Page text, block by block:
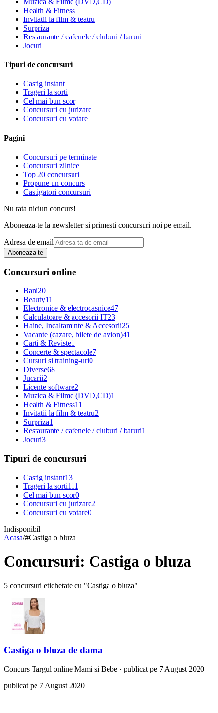
Health & Fitness
Invitatii la film & teatru
Surpriza
Restaurante / cafenele / cluburi / baruri
Jocuri
Tipuri de concursuri
Castig instant
Trageri la sorti
Cel mai bun scor
Concursuri cu jurizare
Concursuri cu votare
Pagini
Concursuri pe terminate
Concursuri zilnice
Top 20 concursuri
Propune un concurs
Castigatori concursuri
Nu rata niciun concurs!
Aboneaza-te la newsletter si primesti concursuri noi pe email.
Adresa de email
Aboneaza-te
Concursuri online
Bani20
Beauty11
Electronice & electrocasnice47
Calculatoare & accesorii IT23
Haine, Incaltaminte & Accesorii25
Vacante (cazare, bilete de avion)41
Carti & Reviste1
Concerte & spectacole7
Cursuri si training-uri0
Diverse68
Jucarii2
Licente software2
Muzica & Filme (DVD,CD)1
Health & Fitness11
Invitatii la film & teatru2
Surpriza1
Restaurante / cafenele / cluburi / baruri1
Jocuri3
Tipuri de concursuri
Castig instant13
Trageri la sorti111
Cel mai bun scor0
Concursuri cu jurizare2
Concursuri cu votare0
Indisponibil
Acasa/#Castiga o bluza
Concursuri: Castiga o bluza
5 concursuri etichetate cu "Castiga o bluza"
Castiga o bluza de dama
Concurs Targul online Mami si Bebe · publicat pe 7 August 2020
publicat pe 7 August 2020